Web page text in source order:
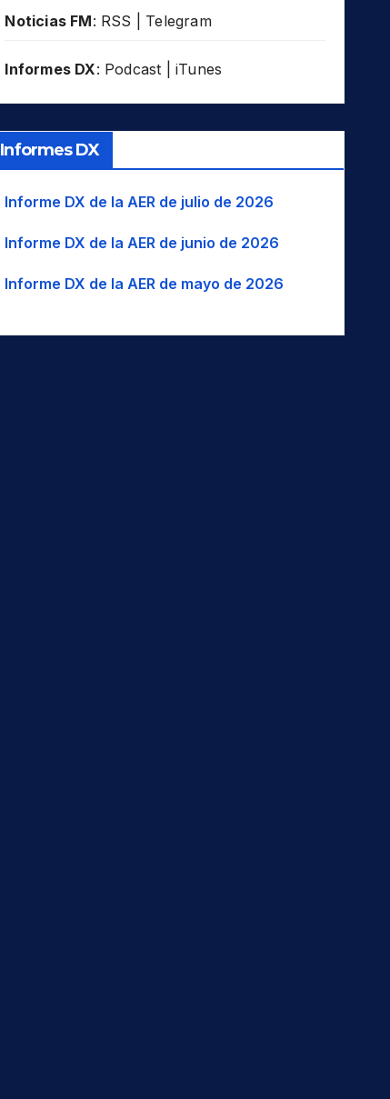
Noticias FM: RSS Telegram
Informes DX: Podcast iTunes
Informes DX
Informe DX de la AER de julio de 2026
Informe DX de la AER de junio de 2026
Informe DX de la AER de mayo de 2026